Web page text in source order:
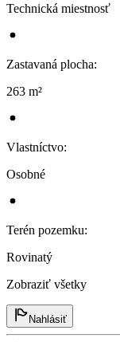
Technická miestnosť
Zastavaná plocha:
263 m²
Vlastníctvo:
Osobné
Terén pozemku:
Rovinatý
Zobraziť všetky
Nahlásiť